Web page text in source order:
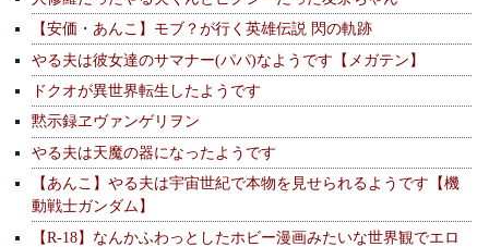
【安価・あんこ】モブ？が行く英雄伝説 閃の軌跡
やる夫は彼女達のサマナー(パパ)なようです【メガテン】
ドクオが異世界転生したようです
黙示録ヱヴァンゲリヲン
やる夫は天魔の器になったようです
【あんこ】やる夫は宇宙世紀で本物を見せられるようです【機
動戦士ガンダム】
【R-18】なんかふわっとしたホビー漫画みたいな世界観でエロ